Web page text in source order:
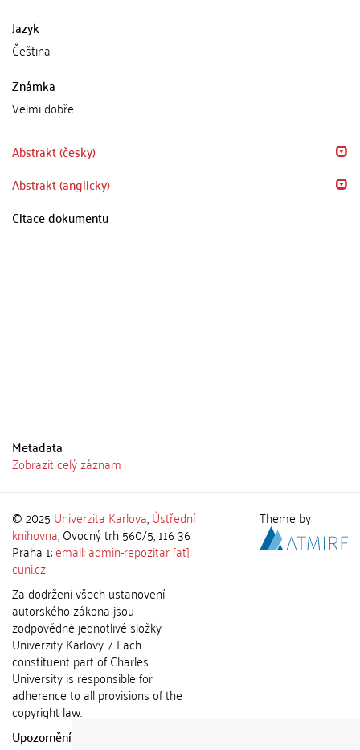
Jazyk
Čeština
Známka
Velmi dobře
Abstrakt (česky)
Abstrakt (anglicky)
Citace dokumentu
Metadata
Zobrazit celý záznam
© 2025 Univerzita Karlova,Ústřední
knihovna, Ovocný trh 560/5, 116 36
Praha 1;email: admin-repozitar [at]
cuni.cz
Za dodržení všech ustanovení
autorského zákona jsou
zodpovědné jednotlivé složky
Univerzity Karlovy. / Each
constituent part of Charles
University is responsible for
adherence to all provisions of the
copyright law.
Upozornění / Notice:
Theme by